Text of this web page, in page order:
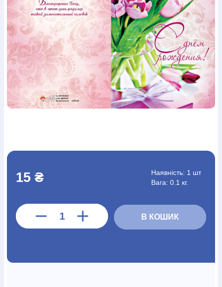
Богослов`яШлюб і сім`я Юдаїзм
Супутні товари
Періодика
Аудіо Ручки кульковіВідеоГалантерея
Закладки для книг ФутболкиБрелокиСумкиБіжутерія
Блокноти Щоденники / щотижневикиВироби з дерева
Вироби з кераміки і глини Вироби з сріблаКартини
Навчальні мапиШкіряні виробиМагнітиМеталеві
виробиМіні-лампиНаклейкиНастільні ігриПакети
подарунковіПлакатиПластмасові виробиХустки
Подарункові карткиРозвиваючі ігриРепринти
Свічки
15 ₴ Наявність: 1 шт
Вага: 0.1 кг.
В КОШИК